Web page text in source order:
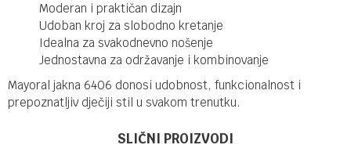
Moderan i praktičan dizajn
Udoban kroj za slobodno kretanje
Idealna za svakodnevno nošenje
Jednostavna za održavanje i kombinovanje
Mayoral jakna 6406 donosi udobnost, funkcionalnost i
prepoznatljiv dječiji stil u svakom trenutku.
Jakne i prsluci
SLIČNI PROIZVODI